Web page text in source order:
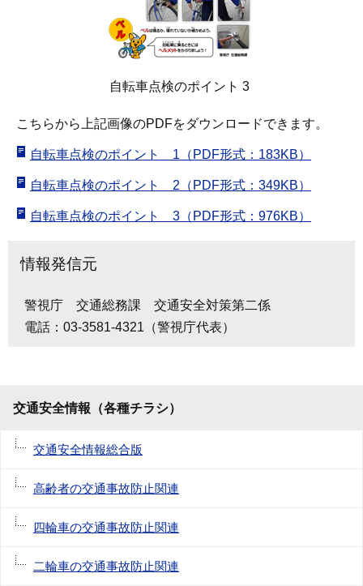
自転車点検のポイント 3
こちらから上記画像のPDFをダウンロードできます。
自転車点検のポイント 1（PDF形式：183KB）
自転車点検のポイント 2（PDF形式：349KB）
自転車点検のポイント 3（PDF形式：976KB）
情報発信元
警視庁 交通総務課 交通安全対策第二係
電話：03-3581-4321（警視庁代表）
交通安全情報（各種チラシ）
交通安全情報総合版
高齢者の交通事故防止関連
四輪車の交通事故防止関連
二輪車の交通事故防止関連